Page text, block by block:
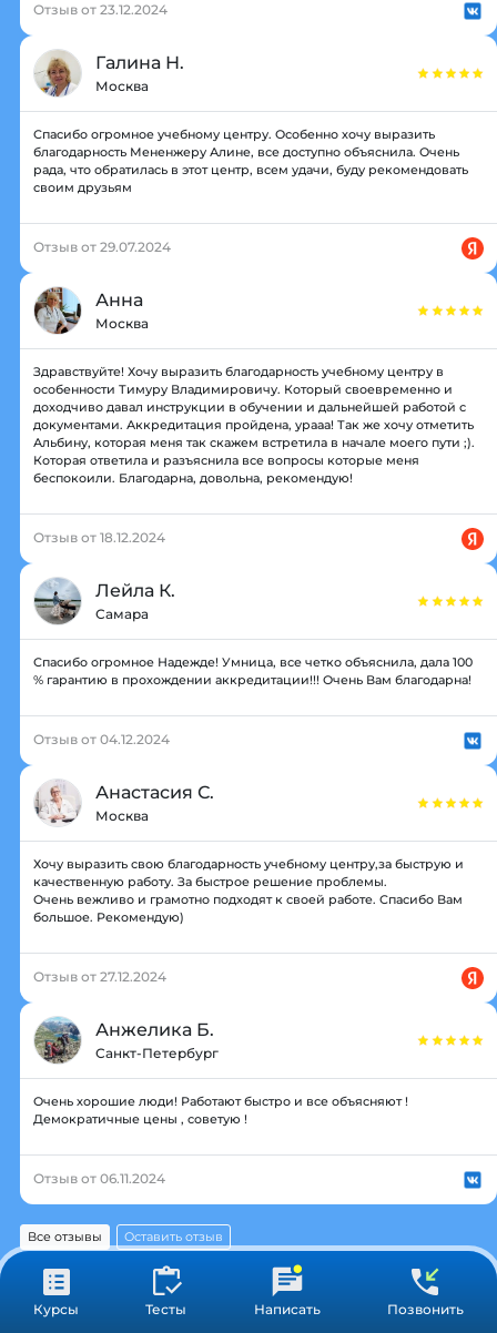
Курсы Тесты Написать Позвонить
Отзыв от 23.12.2024
Галина Н.
Москва
Спасибо огромное учебному центру. Особенно хочу выразить
благодарность Мененжеру Алине, все доступно объяснила. Очень
рада, что обратилась в этот центр, всем удачи, буду рекомендовать
своим друзьям
Отзыв от 29.07.2024
Анна
Москва
Здравствуйте! Хочу выразить благодарность учебному центру в
особенности Тимуру Владимировичу. Который своевременно и
доходчиво давал инструкции в обучении и дальнейшей работой с
документами. Аккредитация пройдена, урааа! Так же хочу отметить
Альбину, которая меня так скажем встретила в начале моего пути ;).
Которая ответила и разъяснила все вопросы которые меня
беспокоили. Благодарна, довольна, рекомендую!
Отзыв от 18.12.2024
Лейла К.
Самара
Спасибо огромное Надежде! Умница, все четко объяснила, дала 100
% гарантию в прохождении аккредитации!!! Очень Вам благодарна!
Отзыв от 04.12.2024
Анастасия С.
Москва
Хочу выразить свою благодарность учебному центру,за быструю и
качественную работу. За быстрое решение проблемы.
Очень вежливо и грамотно подходят к своей работе. Спасибо Вам
большое. Рекомендую)
Отзыв от 27.12.2024
Анжелика Б.
Санкт-Петербург
Очень хорошие люди! Работают быстро и все объясняют !
Демократичные цены , советую !
Отзыв от 06.11.2024
Все отзывы Оставить отзыв